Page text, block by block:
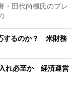
・田代尚機氏のプレ
…
するのか？ 米財務
れ必至か 経済運営